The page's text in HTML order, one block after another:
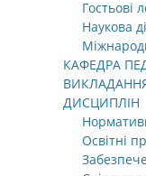
Гостьові
Наукова
КАФЕДРА
ВИКЛАДАННЯ
ДИСЦИПЛІН
Освітні